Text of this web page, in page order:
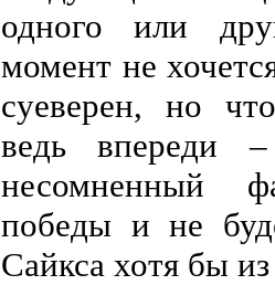
одного или
момент не
суеверен, но
ведь впереди
несомненный
победы и не
Сайкса хотя бы